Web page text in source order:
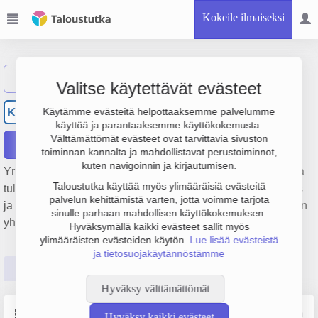
Kokeile ilmaiseksi
Valitse käytettävät evästeet
Käytämme evästeitä helpottaaksemme palvelumme
käyttöä ja parantaaksemme käyttökokemusta.
Välttämättömät evästeet ovat tarvittavia sivuston
toiminnan kannalta ja mahdollistavat perustoiminnot,
kuten navigoinnin ja kirjautumisen.
Taloustutka käyttää myös ylimääräisiä evästeitä
palvelun kehittämistä varten, jotta voimme tarjota
sinulle parhaan mahdollisen käyttökokemuksen.
Hyväksymällä kaikki evästeet sallit myös
ylimääräisten evästeiden käytön. Lue lisää evästeistä
ja tietosuojakäytännöstämme
Hyväksy välttämättömät
KH Kukkakedon Huolto Oy
Raportit
Yrityksen Kukkakedon Huolto Oy liikevaihto on 178 000 € ja
tulos -491 €. Sen päätoimiala on Muu kiinteistöjen vuokraus
ja hallinta, perustamisvuosi 1978 ja sijainti Vantaa. Yrityksen
yhtiömuoto Osakeyhtiö (OY).
Lähde: YTJ, PRH, Traficom